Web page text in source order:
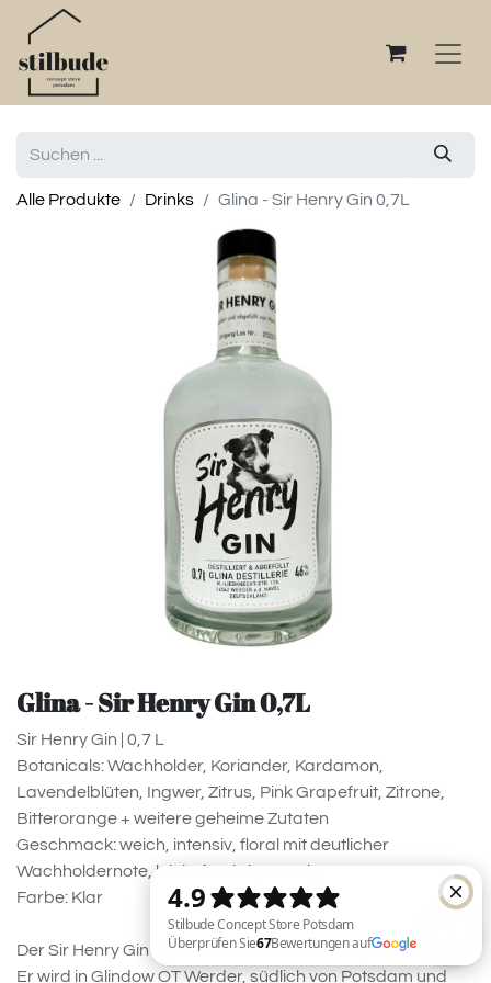
Alle Produkte Drinks Glina - Sir Henry Gin 0,7L
Glina - Sir Henry Gin 0,7L
Sir Henry Gin | 0,7 L
Botanicals: Wachholder, Koriander, Kardamon,
Lavendelblüten, Ingwer, Zitrus, Pink Grapefruit, Zitrone,
Bitterorange + weitere geheime Zutaten
Geschmack: weich, intensiv, floral mit deutlicher
Wachholdernote, leicht fruchtig, würzig
Farbe: Klar
Der Sir Henry Gin gibt sich traditionell und zugleich modern.
Er wird in Glindow OT Werder, südlich von Potsdam und